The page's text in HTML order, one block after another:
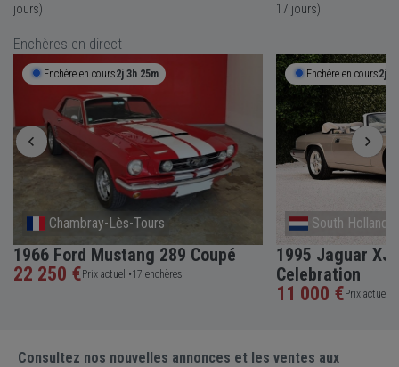
jours)
17 jours)
Enchères en direct
Enchère en cours2j 3h 25m
Chambray-Lès-Tours
1966 Ford Mustang 289 Coupé
22 250 €Prix actuel •17 enchères
Enchère en cours2j
South Holland
1995 Jaguar
Celebration
11 000 €Prix actuel •
Consultez nos nouvelles annonces et les ventes aux